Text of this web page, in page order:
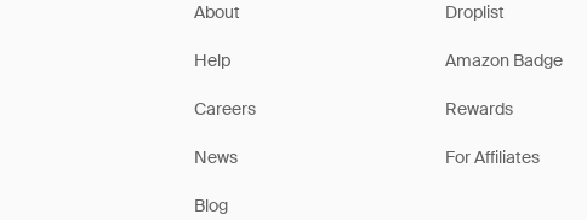
About
Help
Careers
News
Blog
Droplist
Amazon Badge
Rewards
For Affiliates